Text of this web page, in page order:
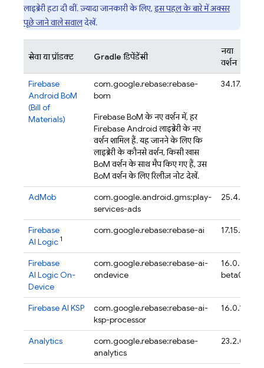
लाइब्रेरी हटा दी थीं. ज़्यादा जानकारी के लिए,इस पहल के बारे में अक्सर
पूछे जाने वाले सवालदेखें.
सेवा या प्रॉडक्ट Gradle डिपेंडेंसी
नया
वर्शन
Firebase
Android BoM
(Bill of
Materials)
com.google.firebase:firebase-
bom
Firebase BoMके नए वर्शन में, हर
Firebase Android लाइब्रेरी के नए
वर्शन शामिल हैं. यह जानने के लिए कि
लाइब्रेरी के कौनसे वर्शन, किसी खास
BoMवर्शन के साथ मैप किए गए हैं, उस
BoMवर्शन के लिए रिलीज़ नोट देखें.
34.17.0
AdMob
com.google.android.gms:play-
services-ads
25.4.0
Firebase
AI Logic 1
com.google.firebase:firebase-ai 17.15.0
Firebase
AI Logic On-
Device
com.google.firebase:firebase-ai-
ondevice
16.0.0-
beta04
Firebase AI KSP
com.google.firebase:firebase-ai-
ksp-processor
16.0.1
Analytics
com.google.firebase:firebase-
analytics
23.2.0